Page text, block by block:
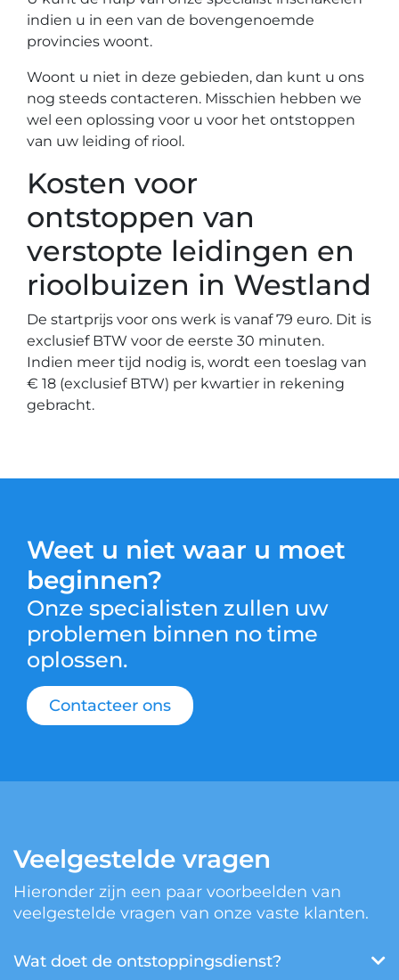
indien u in een van de bovengenoemde
provincies woont.
Woont u niet in deze gebieden, dan kunt u ons
nog steeds contacteren. Misschien hebben we
wel een oplossing voor u voor het ontstoppen
van uw leiding of riool.
Kosten voor
ontstoppen van
verstopte leidingen en
rioolbuizen in Westland
De startprijs voor ons werk is vanaf 79 euro. Dit is
exclusief BTW voor de eerste 30 minuten.
Indien meer tijd nodig is, wordt een toeslag van
€ 18 (exclusief BTW) per kwartier in rekening
gebracht.
Weet u niet waar u moet
beginnen?
Onze specialisten zullen uw
problemen binnen no time
oplossen.
Contacteer ons
Veelgestelde vragen
Hieronder zijn een paar voorbeelden van
veelgestelde vragen van onze vaste klanten.
Wat doet de ontstoppingsdienst?